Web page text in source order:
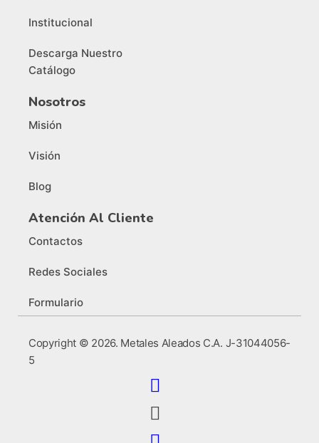
Institucional
Descarga Nuestro
Catálogo
Nosotros
Misión
Visión
Blog
Atención Al Cliente
Contactos
Redes Sociales
Formulario
Copyright © 2026. Metales Aleados C.A. J-31044056-
5